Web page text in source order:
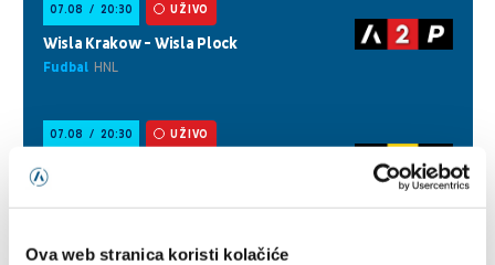
Ova web stranica koristi kolačiće